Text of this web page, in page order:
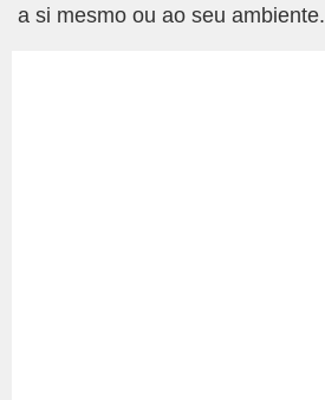
a si mesmo ou ao seu ambiente.